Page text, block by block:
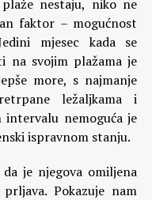
nestaju, niko ne
faktor – mogućnost
mjesec kada se
na svojim plažama je
more, s najmanje
ležaljkama i
nemoguća je
ispravnom stanju.
je njegova omiljena
Pokazuje nam